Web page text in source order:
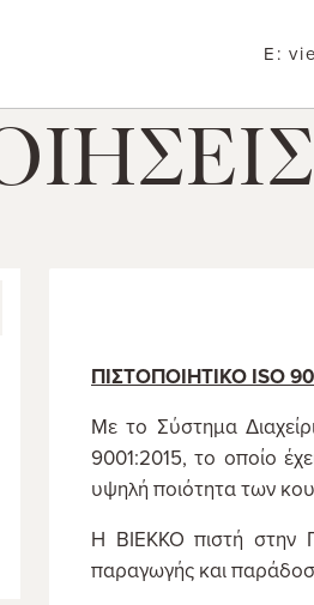
E:
ΠΙΣΤΟΠΟΙΗΤΙΚΟ ISO
Με το Σύστημα
9001:2015, το οποίο
υψηλή ποιότητα των
Η ΒΙΕΚΚΟ πιστή στην
παραγωγής και